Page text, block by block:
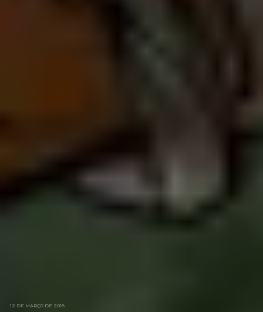
12 DE MARÇO DE 2018